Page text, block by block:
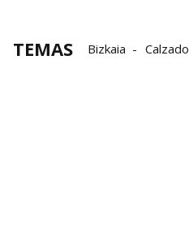
TEMAS Bizkaia Calzado